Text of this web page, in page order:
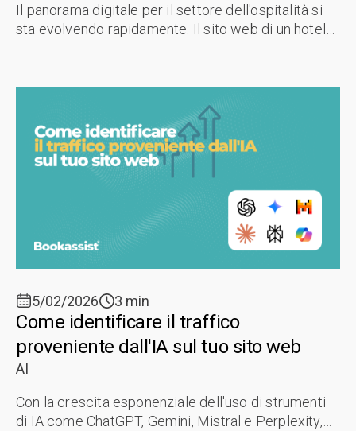
Il panorama digitale per il settore dell'ospitalità si
sta evolvendo rapidamente. Il sito web di un hotel
5/02/2026 3 min
Come identificare il traffico
proveniente dall'IA sul tuo sito web
AI
Con la crescita esponenziale dell'uso di strumenti
di IA come ChatGPT, Gemini, Mistral e Perplexity,